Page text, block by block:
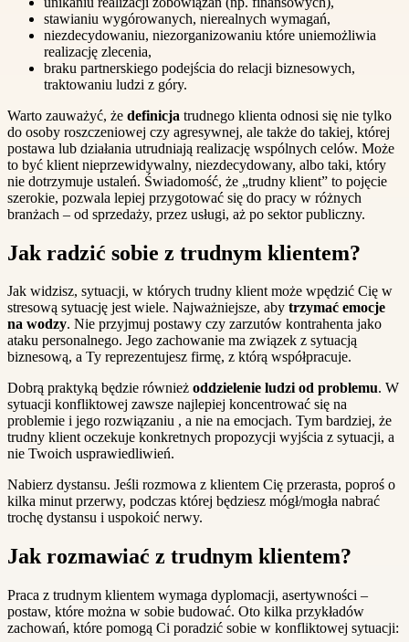
stawianiu wygórowanych, nierealnych wymagań,
niezdecydowaniu, niezorganizowaniu które uniemożliwia
realizację zlecenia,
braku partnerskiego podejścia do relacji biznesowych,
traktowaniu ludzi z góry.
Warto zauważyć, że definicja trudnego klienta odnosi się nie tylko
do osoby roszczeniowej czy agresywnej, ale także do takiej, której
postawa lub działania utrudniają realizację wspólnych celów. Może
to być klient nieprzewidywalny, niezdecydowany, albo taki, który
nie dotrzymuje ustaleń. Świadomość, że „trudny klient” to pojęcie
szerokie, pozwala lepiej przygotować się do pracy w różnych
branżach – od sprzedaży, przez usługi, aż po sektor publiczny.
Jak radzić sobie z trudnym klientem?
Jak widzisz, sytuacji, w których trudny klient może wpędzić Cię w
stresową sytuację jest wiele. Najważniejsze, aby trzymać emocje
na wodzy. Nie przyjmuj postawy czy zarzutów kontrahenta jako
ataku personalnego. Jego zachowanie ma związek z sytuacją
biznesową, a Ty reprezentujesz firmę, z którą współpracuje.
Dobrą praktyką będzie również oddzielenie ludzi od problemu. W
sytuacji konfliktowej zawsze najlepiej koncentrować się na
problemie i jego rozwiązaniu , a nie na emocjach. Tym bardziej, że
trudny klient oczekuje konkretnych propozycji wyjścia z sytuacji, a
nie Twoich usprawiedliwień.
Nabierz dystansu. Jeśli rozmowa z klientem Cię przerasta, poproś o
kilka minut przerwy, podczas której będziesz mógł/mogła nabrać
trochę dystansu i uspokoić nerwy.
Jak rozmawiać z trudnym klientem?
Praca z trudnym klientem wymaga dyplomacji, asertywności –
postaw, które można w sobie budować. Oto kilka przykładów
zachowań, które pomogą Ci poradzić sobie w konfliktowej sytuacji: